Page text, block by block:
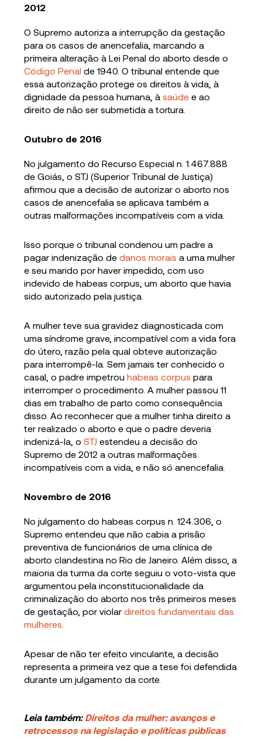
2012
O Supremo autoriza a interrupção da gestação
para os casos de anencefalia, marcando a
primeira alteração à Lei Penal do aborto desde o
Código Penal de 1940. O tribunal entende que
essa autorização protege os direitos à vida, à
dignidade da pessoa humana, àsaúde e ao
direito de não ser submetida a tortura.
Outubro de 2016
No julgamento do Recurso Especial n. 1.467.888
de Goiás, o STJ (Superior Tribunal de Justiça)
afirmou que a decisão de autorizar o aborto nos
casos de anencefalia se aplicava também a
outras malformações incompatíveis com a vida.
Isso porque o tribunal condenou um padre a
pagar indenização dedanos morais a uma mulher
e seu marido por haver impedido, com uso
indevido de habeas corpus, um aborto que havia
sido autorizado pela justiça.
A mulher teve sua gravidez diagnosticada com
uma síndrome grave, incompatível com a vida fora
do útero, razão pela qual obteve autorização
para interrompê-la. Sem jamais ter conhecido o
casal, o padre impetrouhabeas corpus para
interromper o procedimento. A mulher passou 11
dias em trabalho de parto como consequência
disso. Ao reconhecer que a mulher tinha direito a
ter realizado o aborto e que o padre deveria
indenizá-la, oSTJ estendeu a decisão do
Supremo de 2012 a outras malformações
incompatíveis com a vida, e não só anencefalia.
Novembro de 2016
No julgamento do habeas corpus n. 124.306, o
Supremo entendeu que não cabia a prisão
preventiva de funcionários de uma clínica de
aborto clandestina no Rio de Janeiro. Além disso, a
maioria da turma da corte seguiu o voto-vista que
argumentou pela inconstitucionalidade da
criminalização do aborto nos três primeiros meses
de gestação, por violardireitos fundamentais das
mulheres
Apesar de não ter efeito vinculante, a decisão
representa a primeira vez que a tese foi defendida
durante um julgamento da corte.
Leia também: Direitos da mulher: avanços e
retrocessos na legislação e políticas públicas